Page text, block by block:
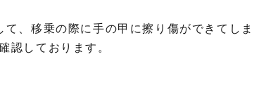
て、移乗の際に手の甲に擦り傷ができてし
認しております。